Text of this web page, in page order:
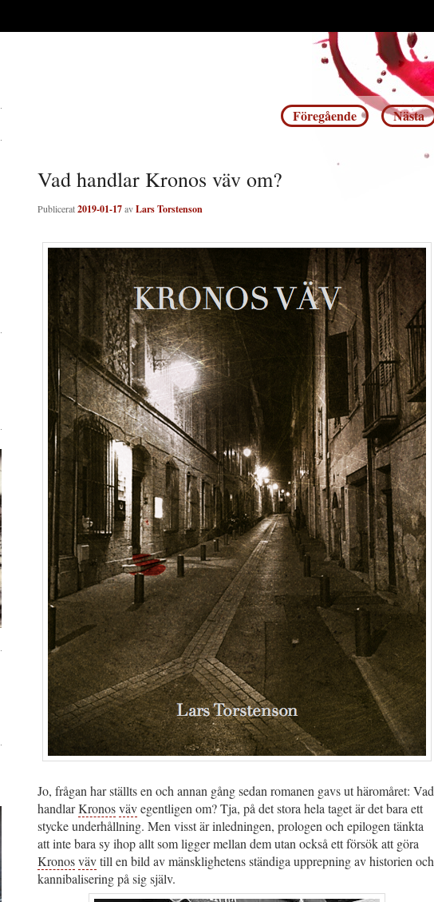
Inläggsnavigering
Föregående Nästa
Vad handlar Kronos väv om?
Publicerat2019-01-17avLars Torstenson
Jo, frågan har ställts en och annan gång sedan romanen gavs ut häromåret: Vad
handlarKronosvävegentligen om? Tja, på det stora hela taget är det bara ett
stycke underhållning. Men visst är inledningen, prologen och epilogen tänkta
att inte bara sy ihop allt som ligger mellan dem utan också ett försök att göra
Kronosvävtill en bild av mänsklighetens ständiga upprepning av historien och
kannibalisering på sig själv.